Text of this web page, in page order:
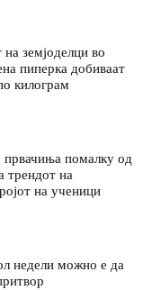
земјоделци во
пиперка добиваат
килограм
помалку од
трендот на
на ученици
недели можно е да